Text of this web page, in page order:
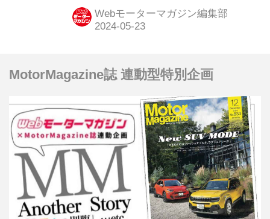
した特別プロジェクトとして、両社に
よるコラボレーション モデル「ミッド
ィバル of スピードで初公開される。
Webモーターマガジン編集部
MotorMagazine誌 連動型特別企画